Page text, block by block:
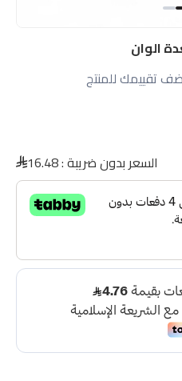
الوان
تقييمك للمنتج
السعر بدون ضريبة :16.48